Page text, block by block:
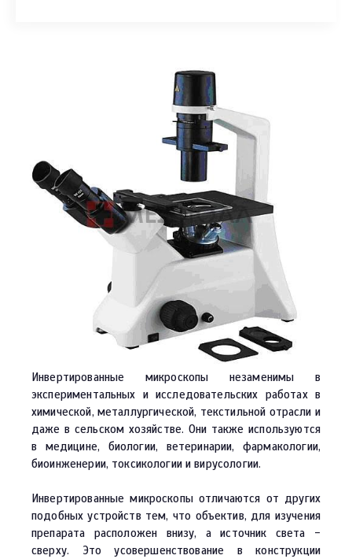
Инвертированные микроскопы незаменимы в
экспериментальных и исследовательских работах в
химической, металлургической, текстильной отрасли и
даже в сельском хозяйстве. Они также используются
в медицине, биологии, ветеринарии, фармакологии,
биоинженерии, токсикологии и вирусологии.
Инвертированные микроскопы отличаются от других
подобных устройств тем, что объектив, для изучения
препарата расположен внизу, а источник света -
сверху. Это усовершенствование в конструкции